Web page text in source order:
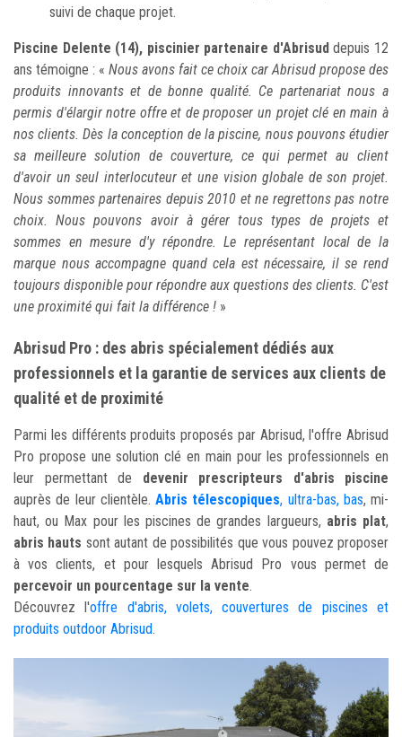
suivi de chaque projet.
Piscine Delente (14), piscinier partenaire d'Abrisuddepuis 12
ans témoigne : « Nous avons fait ce choix car Abrisud propose des
produits innovants et de bonne qualité. Ce partenariat nous a
permis d'élargir notre offre et de proposer un projet clé en main à
nos clients. Dès la conception de la piscine, nous pouvons étudier
sa meilleure solution de couverture, ce qui permet au client
d'avoir un seul interlocuteur et une vision globale de son projet.
Nous sommes partenaires depuis 2010 et ne regrettons pas notre
choix. Nous pouvons avoir à gérer tous types de projets et
sommes en mesure d'y répondre. Le représentant local de la
marque nous accompagne quand cela est nécessaire, il se rend
toujours disponible pour répondre aux questions des clients. C'est
une proximité qui fait la différence ! »
Abrisud Pro : des abris spécialement dédiés aux
professionnels et la garantie de services aux clients de
qualité et de proximité
Parmi les différents produits proposés par Abrisud, l'offre Abrisud
Pro propose une solution clé en main pour les professionnels en
leur permettant de devenir prescripteurs d'abris piscine
auprès de leur clientèle. Abris télescopiques, ultra-bas, bas, mi-
haut, ou Max pour les piscines de grandes largueurs, abris plat,
abris hauts sont autant de possibilités que vous pouvez proposer
à vos clients, et pour lesquels Abrisud Pro vous permet de
percevoir un pourcentage sur la vente
Découvrez l'offre d'abris, volets, couvertures de piscines et
produits outdoor Abrisud